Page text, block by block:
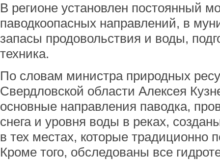
В регионе установлен постоянный
паводкоопасных направлений, в
запасы продовольствия и воды,
техника.
По словам министра природных
Свердловской области Алексея
основные направления паводка,
снега и уровня воды в реках,
в тех местах, которые традиционно
Кроме того, обследованы все